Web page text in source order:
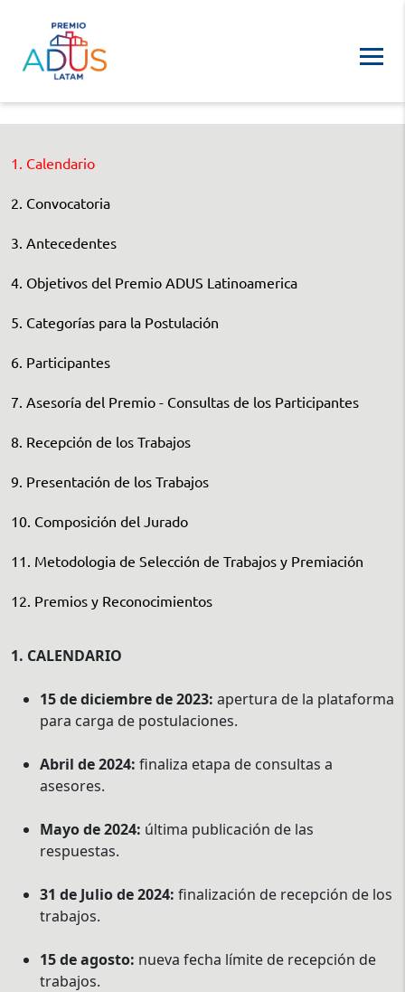
1. Calendario
2. Convocatoria
3. Antecedentes
4. Objetivos del Premio ADUS Latinoamerica
5. Categorías para la Postulación
6. Participantes
7. Asesoría del Premio - Consultas de los Participantes
8. Recepción de los Trabajos
9. Presentación de los Trabajos
10. Composición del Jurado
11. Metodologia de Selección de Trabajos y Premiación
12. Premios y Reconocimientos
1. CALENDARIO
15 de diciembre de 2023: apertura de la plataforma
para carga de postulaciones.
Abril de 2024: finaliza etapa de consultas a
asesores.
Mayo de 2024: última publicación de las
respuestas.
31 de Julio de 2024: finalización de recepción de los
trabajos.
15 de agosto: nueva fecha límite de recepción de
trabajos.